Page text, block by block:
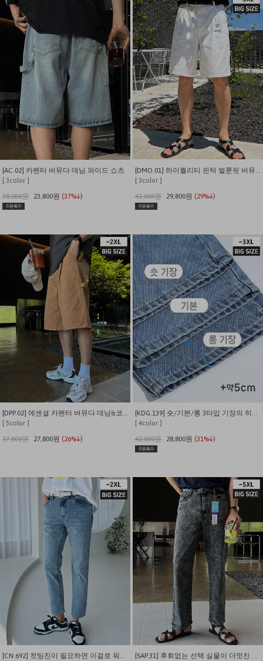
[AC.02] 카펜터 버뮤다 데님 와이드 쇼츠
[ 3color ]
38,000원
23,800원 (37%↓)
[DMO.01] 하이퀄리티 핀턱 벌룬핏 버뮤다 데님 반바지
[ 3color ]
42,000원
29,800원 (29%↓)
[DPP.02] 에센셜 카펜터 버뮤다 데님&코튼 하프팬츠
[ 5color ]
37,800원
27,800원 (26%↓)
[KDG.139] 숏/기본/롱 3타입 기장의 히든밴딩 와이드 무파진
[ 4color ]
42,000원
28,800원 (31%↓)
[CN.692] 컷팅진이 필요하면 이걸로 워싱 데님 스판팬츠
[SAP.31] 후회없는 선택 실물이 더멋진 스톤워싱 스트레이트 스판데님